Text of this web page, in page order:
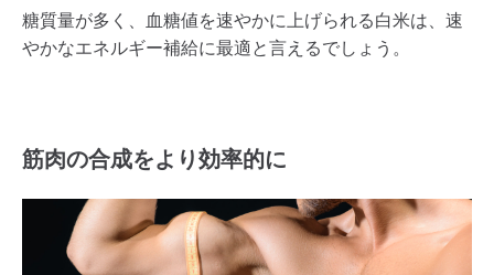
糖質量が多く、血糖値を速やかに上げられる白米は、速
やかなエネルギー補給に最適と言えるでしょう。
筋肉の合成をより効率的に